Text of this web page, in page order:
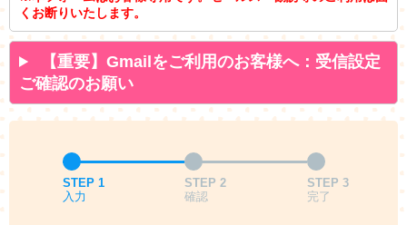
くお断りいたします。
【重要】Gmailをご利用のお客様へ：受信設定
ご確認のお願い
STEP 1
入力
STEP 2
確認
STEP 3
完了